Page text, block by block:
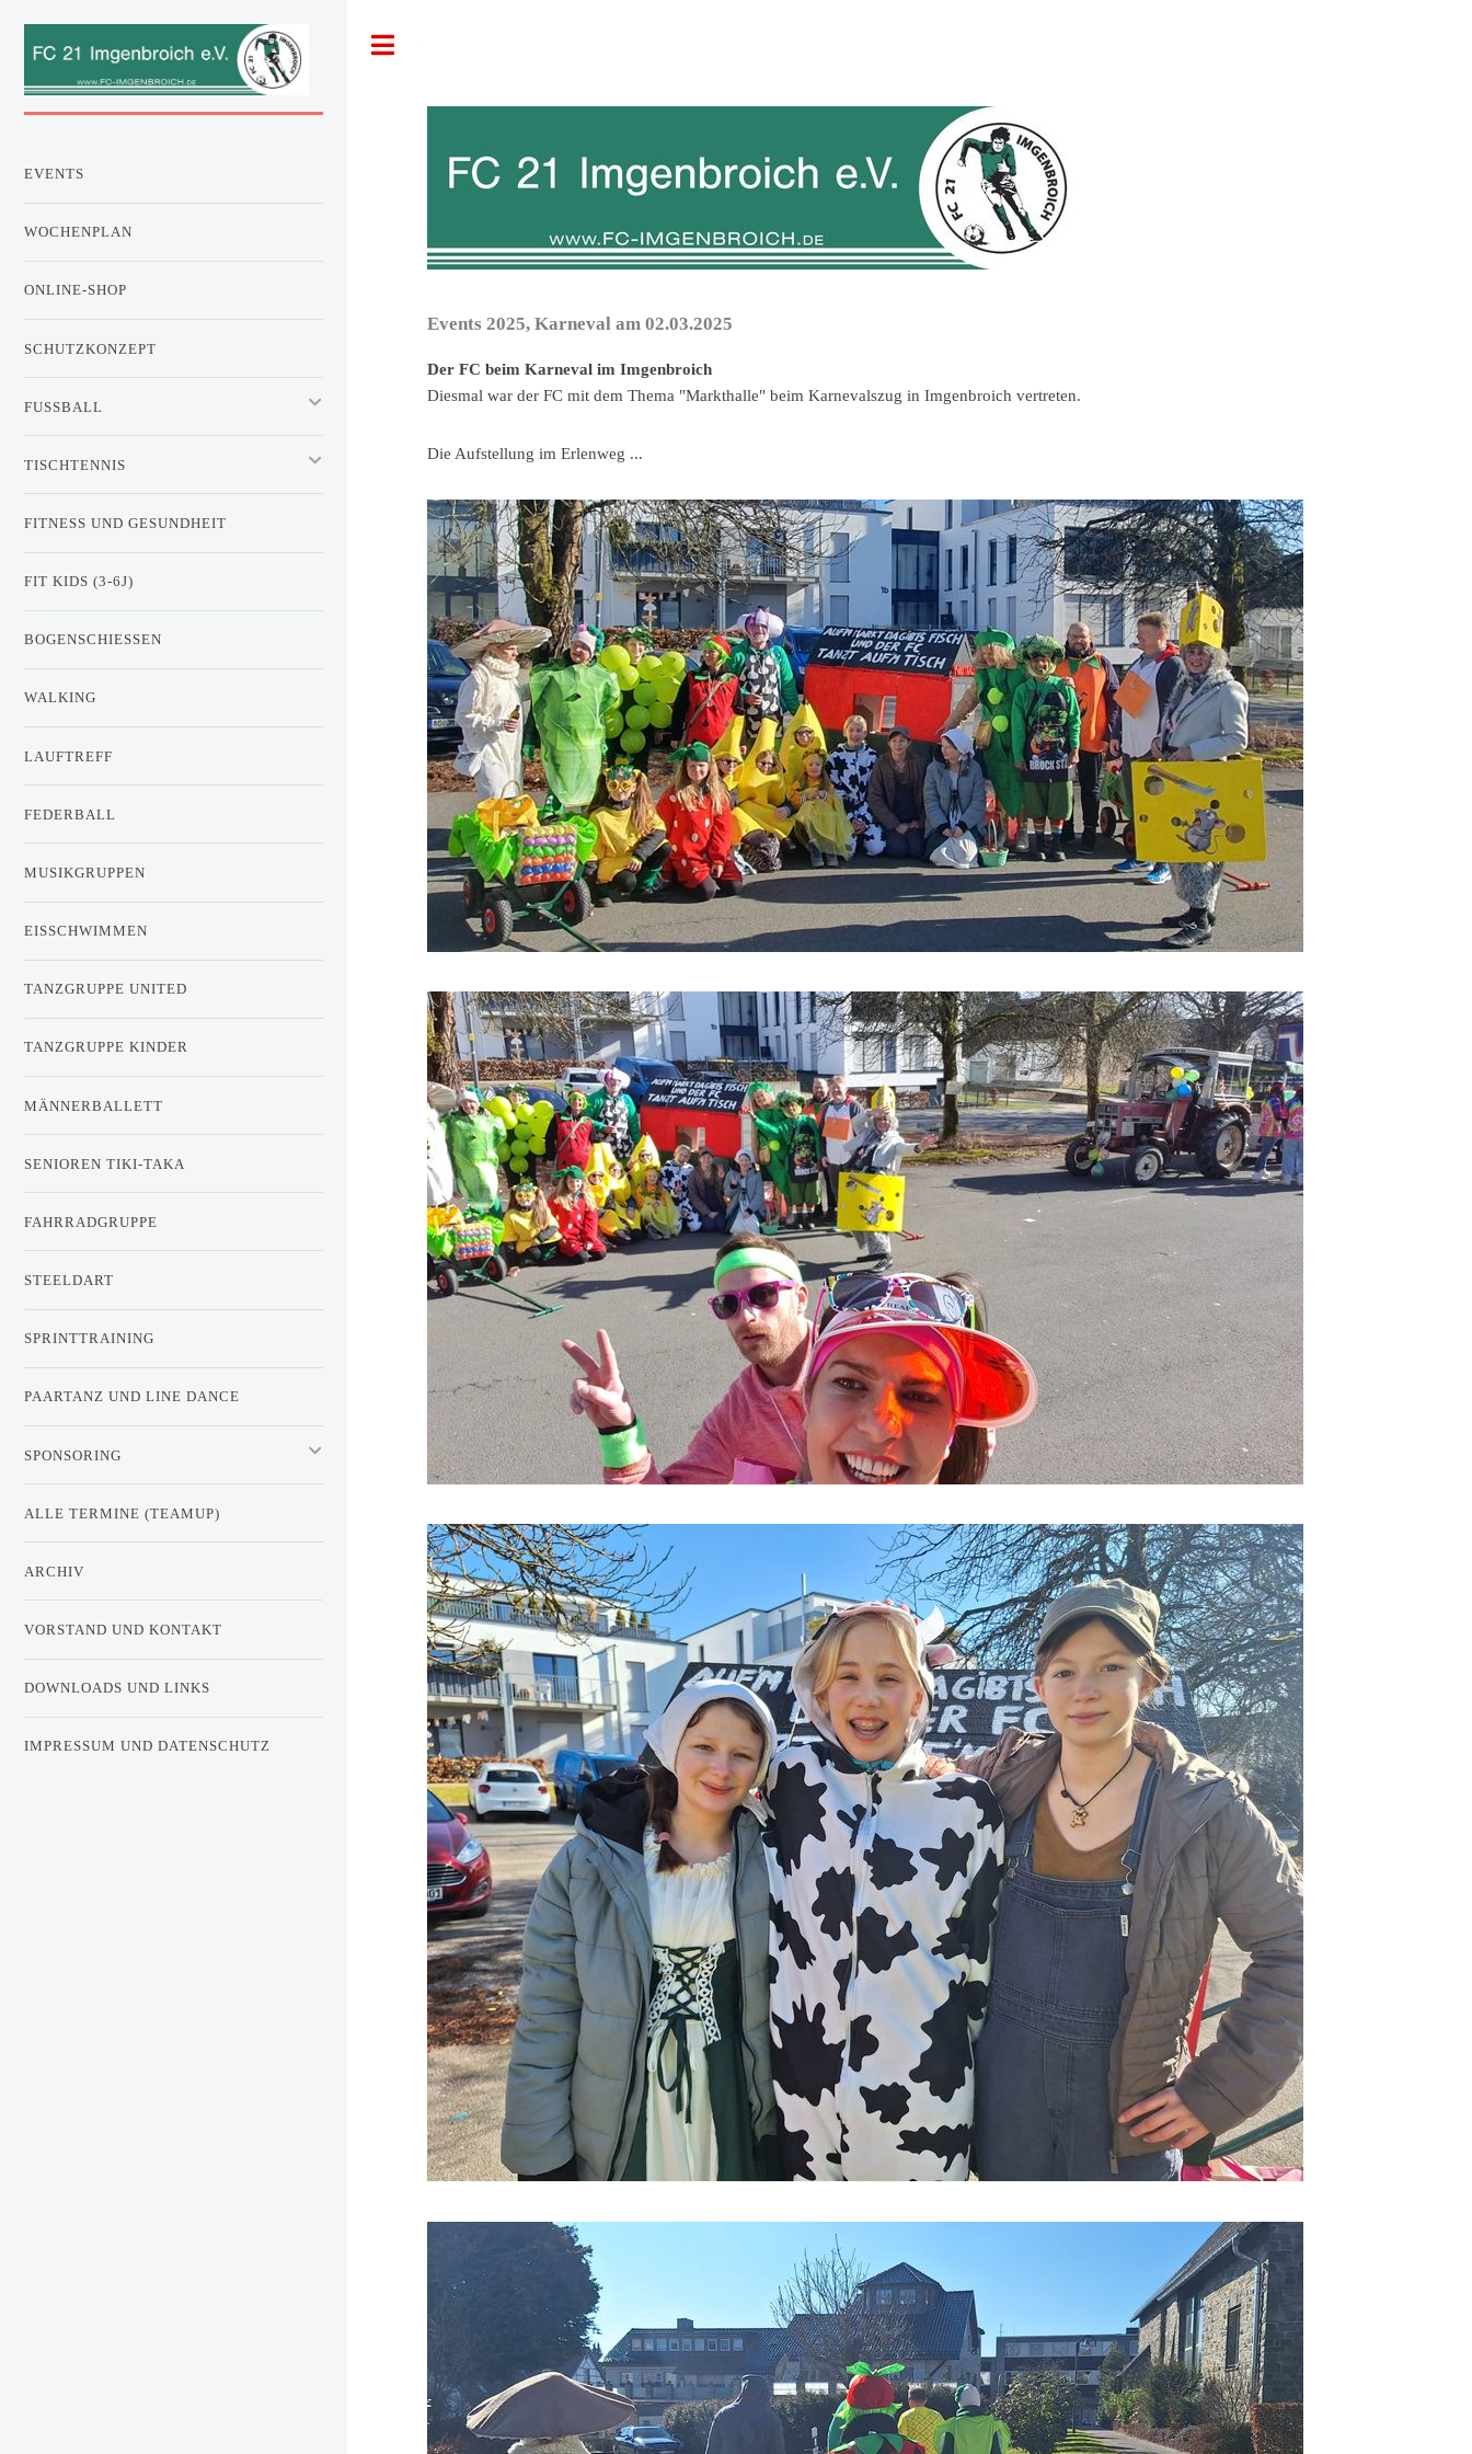
Events 2025, Karneval am 02.03.2025
Der FC beim Karneval im Imgenbroich
Diesmal war der FC mit dem Thema "Markthalle" beim Karnevalszug in Imgenbroich vertreten.
Die Aufstellung im Erlenweg ...
EVENTS
WOCHENPLAN
ONLINE-SHOP
SCHUTZKONZEPT
FUSSBALL
TISCHTENNIS
FITNESS UND GESUNDHEIT
FIT KIDS (3-6J)
BOGENSCHIESSEN
WALKING
LAUFTREFF
FEDERBALL
MUSIKGRUPPEN
EISSCHWIMMEN
TANZGRUPPE UNITED
TANZGRUPPE KINDER
MÄNNERBALLETT
SENIOREN TIKI-TAKA
FAHRRADGRUPPE
STEELDART
SPRINTTRAINING
PAARTANZ UND LINE DANCE
SPONSORING
ALLE TERMINE (TEAMUP)
ARCHIV
VORSTAND UND KONTAKT
DOWNLOADS UND LINKS
IMPRESSUM UND DATENSCHUTZ
Toggle